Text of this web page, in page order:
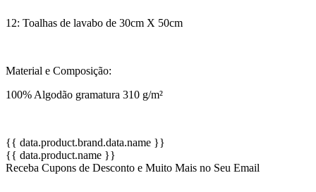
12: Toalhas de lavabo de 30cm X 50cm
Material e Composição:
100% Algodão gramatura 310 g/m²
{{ data.product.brand.data.name }}
{{ data.product.name }}
Receba Cupons de Desconto e Muito Mais no Seu Email